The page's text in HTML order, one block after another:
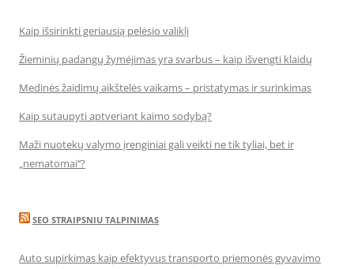
Kaip išsirinkti geriausią pelėsio valiklį
Žieminių padangų žymėjimas yra svarbus – kaip išvengti klaidų
Medinės žaidimų aikštelės vaikams – pristatymas ir surinkimas
Kaip sutaupyti aptveriant kaimo sodybą?
Maži nuotekų valymo įrenginiai gali veikti ne tik tyliai, bet ir
„nematomai‘‘?
SEO STRAIPSNIU TALPINIMAS
Auto supirkimas kaip efektyvus transporto priemonės gyvavimo